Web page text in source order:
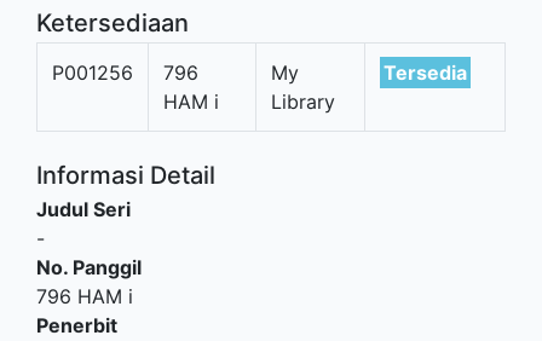
Ketersediaan
P001256
796
HAM i
My
Library
Tersedia
Informasi Detail
Judul Seri
-
No. Panggil
796 HAM i
Penerbit